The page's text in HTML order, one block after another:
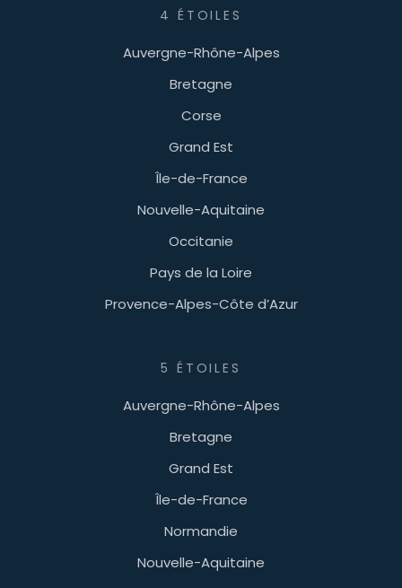
4 ÉTOILES
Auvergne-Rhône-Alpes
Bretagne
Corse
Grand Est
Île-de-France
Nouvelle-Aquitaine
Occitanie
Pays de la Loire
Provence-Alpes-Côte d’Azur
5 ÉTOILES
Auvergne-Rhône-Alpes
Bretagne
Grand Est
Île-de-France
Normandie
Nouvelle-Aquitaine